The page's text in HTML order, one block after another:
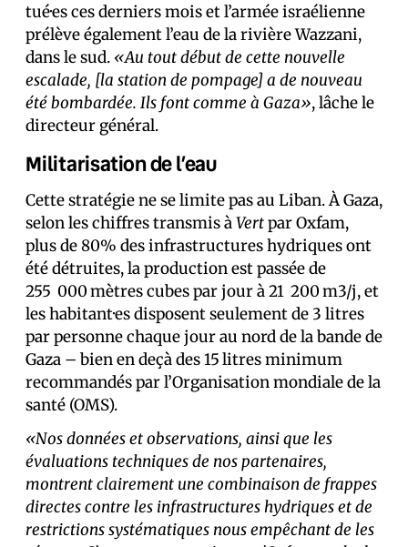
tué·es ces derniers mois et l’armée israélienne
prélève également l’eau de la rivière Wazzani,
dans le sud. «Au tout début de cette nouvelle
escalade, [la station de pompage] a de nouveau
été bombardée. Ils font comme à Gaza», lâche le
directeur général.
Militarisation de l’eau
Cette stratégie ne se limite pas au Liban. À Gaza,
selon les chiffres transmis àVertpar Oxfam,
plus de 80% des infrastructures hydriques ont
été détruites, la production est passée de
255 000 mètres cubes par jour à 21 200 m3/j, et
les habitant·es disposent seulement de 3 litres
par personne chaque jour au nord de la bande de
Gaza – bien en deçà des 15 litres minimum
recommandés par l’Organisation mondiale de la
santé (OMS).
«Nos données et observations, ainsi que les
évaluations techniques de nos partenaires,
montrent clairement une combinaison de frappes
directes contre les infrastructures hydriques et de
restrictions systématiques nous empêchant de les